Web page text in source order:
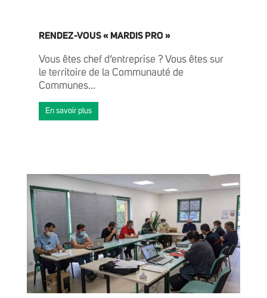
RENDEZ-VOUS « MARDIS PRO »
Vous êtes chef d’entreprise ? Vous êtes sur
le territoire de la Communauté de
Communes...
En savoir plus
ACTUALITÉS ENTREPRENDRE ET TRAVAILLER